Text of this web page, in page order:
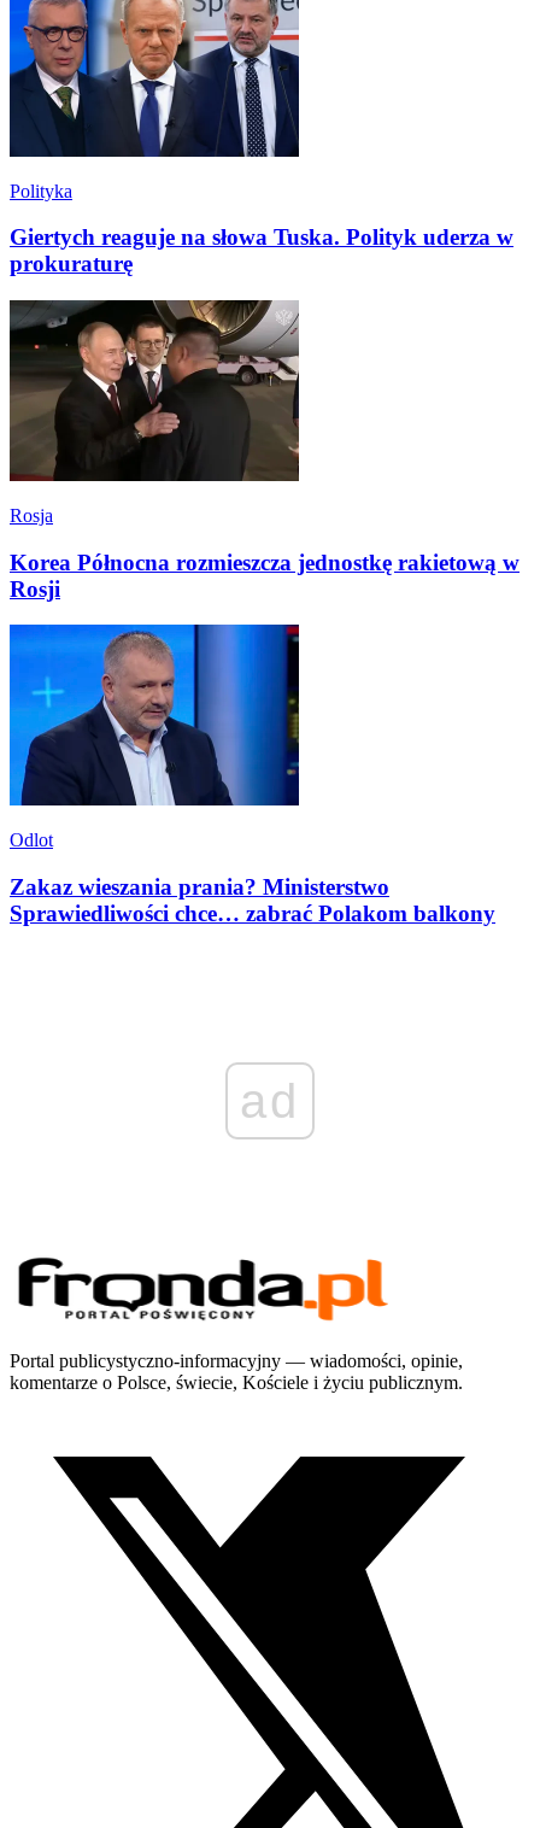
Polityka
Giertych reaguje na słowa Tuska. Polityk uderza w
prokuraturę
Rosja
Korea Północna rozmieszcza jednostkę rakietową w
Rosji
Odlot
Zakaz wieszania prania? Ministerstwo
Sprawiedliwości chce… zabrać Polakom balkony
ad
Portal publicystyczno-informacyjny — wiadomości, opinie,
komentarze o Polsce, świecie, Kościele i życiu publicznym.